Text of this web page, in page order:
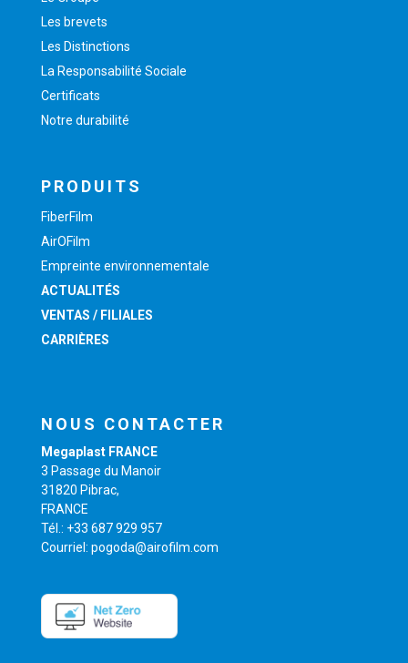
Les brevets
Les Distinctions
La Responsabilité Sociale
Certificats
Notre durabilité
PRODUITS
FiberFilm
AirOFilm
Empreinte environnementale
ACTUALITÉS
VENTAS / FILIALES
CARRIÈRES
NOUS CONTACTER
Megaplast FRANCE
3 Passage du Manoir
31820 Pibrac,
FRANCE
Tél.: +33 687 929 957
Courriel: pogoda@airofilm.com